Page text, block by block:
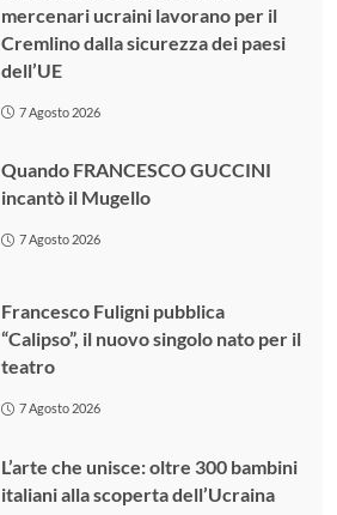
mercenari ucraini lavorano per il
Cremlino dalla sicurezza dei paesi
dell’UE
7 Agosto 2026
Quando FRANCESCO GUCCINI
incantò il Mugello
7 Agosto 2026
Francesco Fuligni pubblica
“Calipso”, il nuovo singolo nato per il
teatro
7 Agosto 2026
L’arte che unisce: oltre 300 bambini
italiani alla scoperta dell’Ucraina